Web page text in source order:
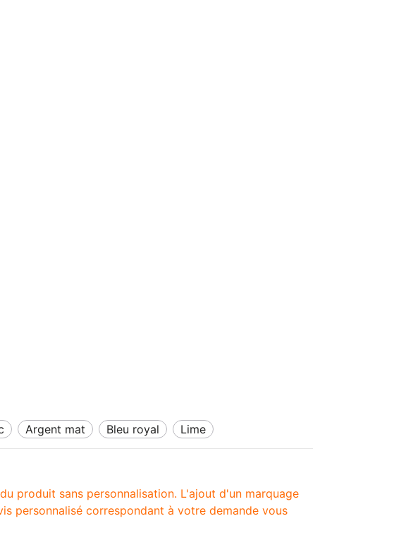
argent mat bleu royal lime
produit sans personnalisation. L'ajout d'un marquage
personnalisé correspondant à votre demande vous